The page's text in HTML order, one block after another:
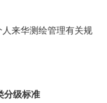
来华测绘管理有关规
分级标准